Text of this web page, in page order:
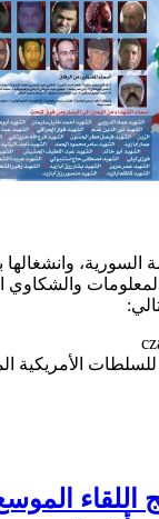
السورية،
والشكاوي
للسلطات الأمريكية
اللقاء